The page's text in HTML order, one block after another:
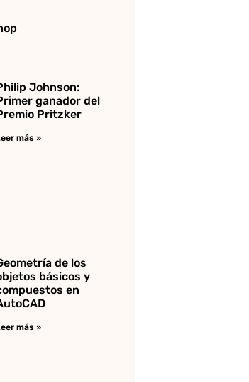
Johnson:
ganador del
Pritzker
más »
de los
básicos y
en
más »